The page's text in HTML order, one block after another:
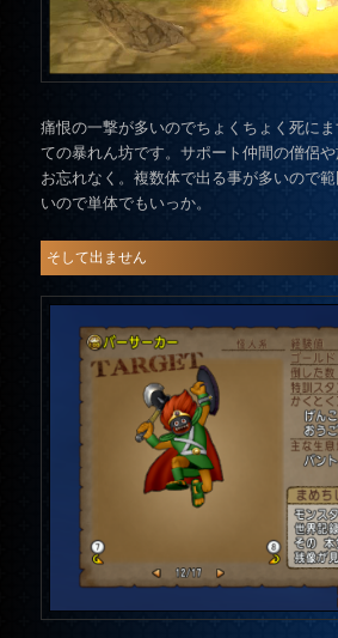
痛恨の一撃が多いのでちょくちょく死に
ての暴れん坊です。サポート仲間の僧侶
お忘れなく。複数体で出る事が多いので
いので単体でもいっか。
そして出ません